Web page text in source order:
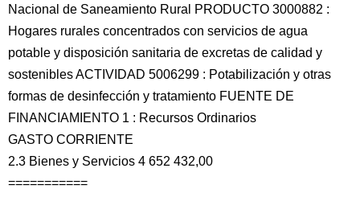
Nacional de Saneamiento Rural PRODUCTO 3000882 :
Hogares rurales concentrados con servicios de agua
potable y disposición sanitaria de excretas de calidad y
sostenibles ACTIVIDAD 5006299 : Potabilización y otras
formas de desinfección y tratamiento FUENTE DE
FINANCIAMIENTO 1 : Recursos Ordinarios
GASTO CORRIENTE
2.3 Bienes y Servicios 4 652 432,00
===========